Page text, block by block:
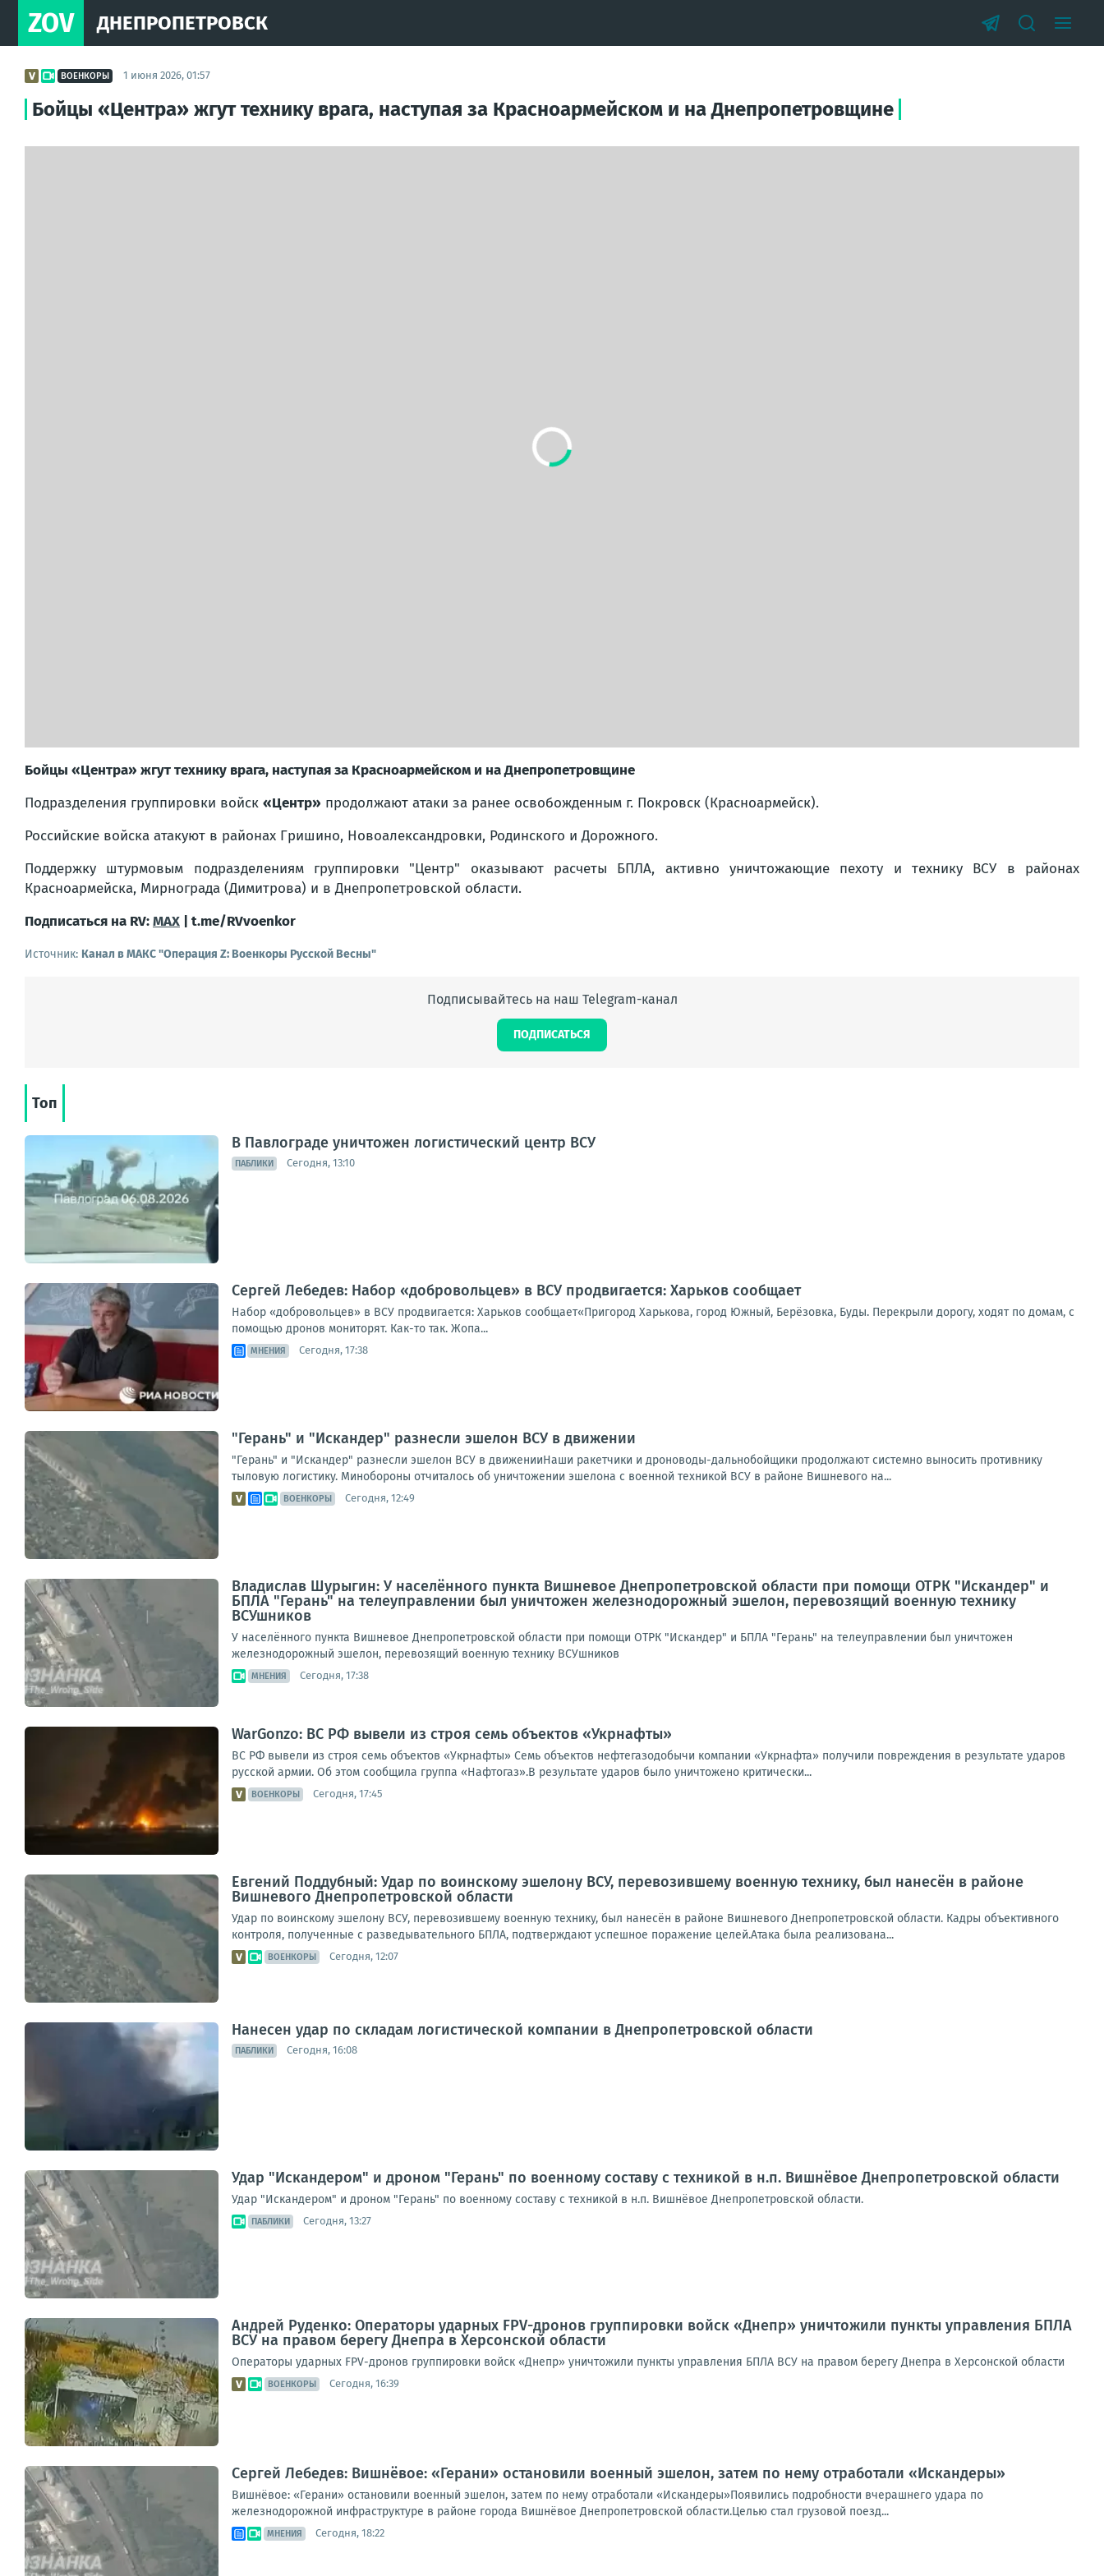
ZOV ДНЕПРОПЕТРОВСК
ВОЕНКОРЫ 1 июня 2026, 01:57
Бойцы «Центра» жгут технику врага, наступая за Красноармейском и на Днепропетровщине
Бойцы «Центра» жгут технику врага, наступая за Красноармейском и на Днепропетровщине
Подразделения группировки войск «Центр» продолжают атаки за ранее освобожденным г. Покровск (Красноармейск).
Российские войска атакуют в районах Гришино, Новоалександровки, Родинского и Дорожного.
Поддержку штурмовым подразделениям группировки "Центр" оказывают расчеты БПЛА, активно уничтожающие пехоту и технику ВСУ в районах
Красноармейска, Мирнограда (Димитрова) и в Днепропетровской области.
Подписаться на RV:MAX | t.me/RVvoenkor
Источник: Канал в МАКС "Операция Z: Военкоры Русской Весны"
Подписывайтесь на наш Telegram-канал
ПОДПИСАТЬСЯ
Топ
В Павлограде уничтожен логистический центр ВСУ
ПАБЛИКИ Сегодня, 13:10
Сергей Лебедев: Набор «добровольцев» в ВСУ продвигается: Харьков сообщает
Набор «добровольцев» в ВСУ продвигается: Харьков сообщает«Пригород Харькова, город Южный, Берёзовка, Буды. Перекрыли дорогу, ходят по домам, с
помощью дронов мониторят. Как-то так. Жопа...
МНЕНИЯ Сегодня, 17:38
"Герань" и "Искандер" разнесли эшелон ВСУ в движении
"Герань" и "Искандер" разнесли эшелон ВСУ в движенииНаши ракетчики и дроноводы-дальнобойщики продолжают системно выносить противнику
тыловую логистику. Минобороны отчиталось об уничтожении эшелона с военной техникой ВСУ в районе Вишневого на...
ВОЕНКОРЫ Сегодня, 12:49
Владислав Шурыгин: У населённого пункта Вишневое Днепропетровской области при помощи ОТРК "Искандер" и
БПЛА "Герань" на телеуправлении был уничтожен железнодорожный эшелон, перевозящий военную технику
ВСУшников
У населённого пункта Вишневое Днепропетровской области при помощи ОТРК "Искандер" и БПЛА "Герань" на телеуправлении был уничтожен
железнодорожный эшелон, перевозящий военную технику ВСУшников
МНЕНИЯ Сегодня, 17:38
WarGonzo: ВС РФ вывели из строя семь объектов «Укрнафты»
ВС РФ вывели из строя семь объектов «Укрнафты» Семь объектов нефтегазодобычи компании «Укрнафта» получили повреждения в результате ударов
русской армии. Об этом сообщила группа «Нафтогаз».В результате ударов было уничтожено критически...
ВОЕНКОРЫ Сегодня, 17:45
Евгений Поддубный: Удар по воинскому эшелону ВСУ, перевозившему военную технику, был нанесён в районе
Вишневого Днепропетровской области
Удар по воинскому эшелону ВСУ, перевозившему военную технику, был нанесён в районе Вишневого Днепропетровской области. Кадры объективного
контроля, полученные с разведывательного БПЛА, подтверждают успешное поражение целей.Атака была реализована...
ВОЕНКОРЫ Сегодня, 12:07
Нанесен удар по складам логистической компании в Днепропетровской области
ПАБЛИКИ Сегодня, 16:08
Удар "Искандером" и дроном "Герань" по военному составу с техникой в н.п. Вишнёвое Днепропетровской области
Удар "Искандером" и дроном "Герань" по военному составу с техникой в н.п. Вишнёвое Днепропетровской области.
ПАБЛИКИ Сегодня, 13:27
Андрей Руденко: Операторы ударных FPV-дронов группировки войск «Днепр» уничтожили пункты управления БПЛА
ВСУ на правом берегу Днепра в Херсонской области
Операторы ударных FPV-дронов группировки войск «Днепр» уничтожили пункты управления БПЛА ВСУ на правом берегу Днепра в Херсонской области
ВОЕНКОРЫ Сегодня, 16:39
Сергей Лебедев: Вишнёвое: «Герани» остановили военный эшелон, затем по нему отработали «Искандеры»
Вишнёвое: «Герани» остановили военный эшелон, затем по нему отработали «Искандеры»Появились подробности вчерашнего удара по
железнодорожной инфраструктуре в районе города Вишнёвое Днепропетровской области.Целью стал грузовой поезд...
МНЕНИЯ Сегодня, 18:22